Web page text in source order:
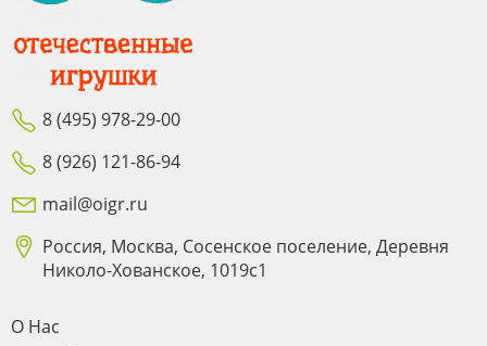
8 (495) 978-29-00
8 (926) 121-86-94
mail@oigr.ru
Россия, Москва, Сосенское поселение, Деревня
Николо-Хованское, 1019с1
О Нас